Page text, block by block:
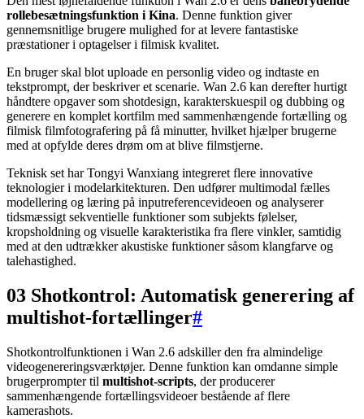
rollebesætningsfunktion i Kina. Denne funktion giver
gennemsnitlige brugere mulighed for at levere fantastiske
præstationer i optagelser i filmisk kvalitet.
En bruger skal blot uploade en personlig video og indtaste en
tekstprompt, der beskriver et scenarie. Wan 2.6 kan derefter hurtigt
håndtere opgaver som shotdesign, karakterskuespil og dubbing og
generere en komplet kortfilm med sammenhængende fortælling og
filmisk filmfotografering på få minutter, hvilket hjælper brugerne
med at opfylde deres drøm om at blive filmstjerne.
Teknisk set har Tongyi Wanxiang integreret flere innovative
teknologier i modelarkitekturen. Den udfører multimodal fælles
modellering og læring på inputreferencevideoen og analyserer
tidsmæssigt sekventielle funktioner som subjekts følelser,
kropsholdning og visuelle karakteristika fra flere vinkler, samtidig
med at den udtrækker akustiske funktioner såsom klangfarve og
talehastighed.
03 Shotkontrol: Automatisk generering af
multishot-fortællinger#
Shotkontrolfunktionen i Wan 2.6 adskiller den fra almindelige
videogenereringsværktøjer. Denne funktion kan omdanne simple
brugerprompter til multishot-scripts, der producerer
sammenhængende fortællingsvideoer bestående af flere
kamerashots.